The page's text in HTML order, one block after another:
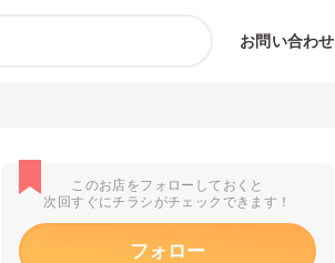
お問い合わせ
このお店をフォローしておくと
次回すぐにチラシがチェックできます！
フォロー